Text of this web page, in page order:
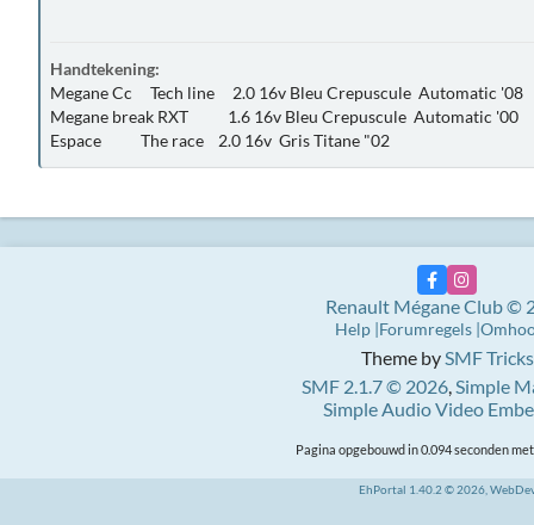
Handtekening:
Megane Cc Tech line 2.0 16v Bleu Crepuscule Automatic '08
Megane break RXT 1.6 16v Bleu Crepuscule Automatic '00
Espace The race 2.0 16v Gris Titane "02
Theme bySMF Tricks
SMF 2.1.7 © 2026,Simple
Simple Audio Video
Renault Mégane Club ©
Help Forumregels
Pagina opgebouwd in 0.094 seconden
EhPortal 1.40.2 © 2026,